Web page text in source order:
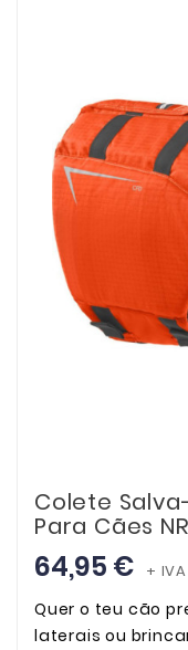
Colete
Para Cães
64,95 € + IVA
Quer o teu cão
laterais ou